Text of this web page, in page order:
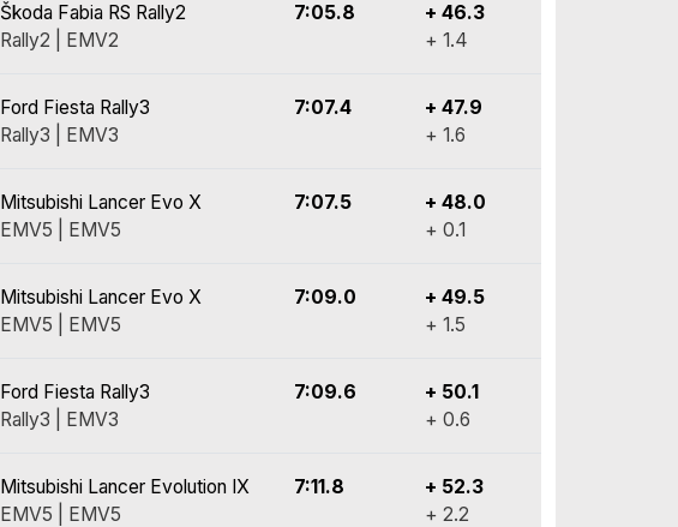
Škoda Fabia RS Rally2
Rally2 | EMV2
7:05.8
+ 46.3
+ 1.4
Ford Fiesta Rally3
Rally3 | EMV3
7:07.4
+ 47.9
+ 1.6
Mitsubishi Lancer Evo X
EMV5 | EMV5
7:07.5
+ 48.0
+ 0.1
Mitsubishi Lancer Evo X
EMV5 | EMV5
7:09.0
+ 49.5
+ 1.5
Ford Fiesta Rally3
Rally3 | EMV3
7:09.6
+ 50.1
+ 0.6
Mitsubishi Lancer Evolution IX
EMV5 | EMV5
7:11.8
+ 52.3
+ 2.2